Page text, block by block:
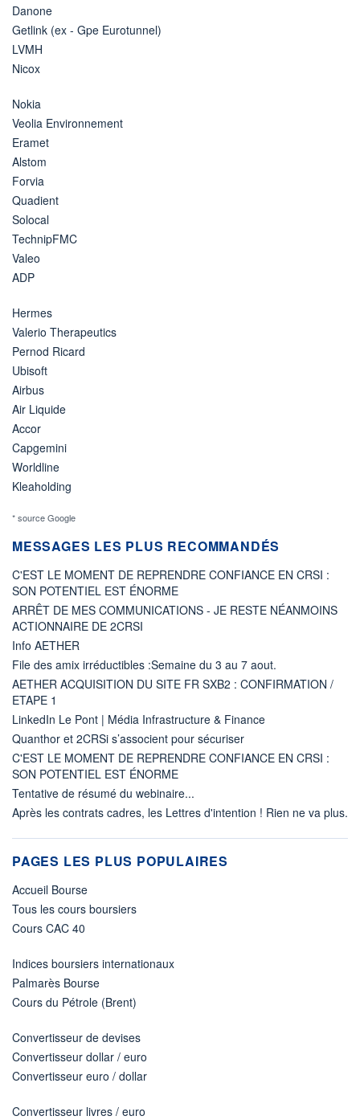
Danone
Getlink (ex - Gpe Eurotunnel)
LVMH
Nicox
Nokia
Veolia Environnement
Eramet
Alstom
Forvia
Quadient
Solocal
TechnipFMC
Valeo
ADP
Hermes
Valerio Therapeutics
Pernod Ricard
Ubisoft
Airbus
Air Liquide
Accor
Capgemini
Worldline
Kleaholding
* source Google
MESSAGES LES PLUS RECOMMANDÉS
C'EST LE MOMENT DE REPRENDRE CONFIANCE EN CRSI :
SON POTENTIEL EST ÉNORME
ARRÊT DE MES COMMUNICATIONS - JE RESTE NÉANMOINS
ACTIONNAIRE DE 2CRSI
Info AETHER
File des amix irréductibles :Semaine du 3 au 7 aout.
AETHER ACQUISITION DU SITE FR SXB2 : CONFIRMATION /
ETAPE 1
LinkedIn Le Pont | Média Infrastructure & Finance
Quanthor et 2CRSi s’associent pour sécuriser
C'EST LE MOMENT DE REPRENDRE CONFIANCE EN CRSI :
SON POTENTIEL EST ÉNORME
Tentative de résumé du webinaire...
Après les contrats cadres, les Lettres d'intention ! Rien ne va plus.
PAGES LES PLUS POPULAIRES
Accueil Bourse
Tous les cours boursiers
Cours CAC 40
Indices boursiers internationaux
Palmarès Bourse
Cours du Pétrole (Brent)
Convertisseur de devises
Convertisseur dollar / euro
Convertisseur euro / dollar
Convertisseur livres / euro